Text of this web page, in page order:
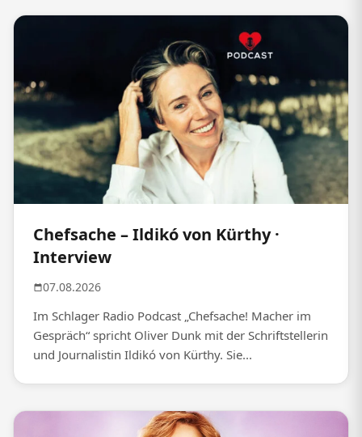
Chefsache – Ildikó von Kürthy ·
Interview
07.08.2026
Im Schlager Radio Podcast „Chefsache! Macher im
Gespräch“ spricht Oliver Dunk mit der Schriftstellerin
und Journalistin Ildikó von Kürthy. Sie...